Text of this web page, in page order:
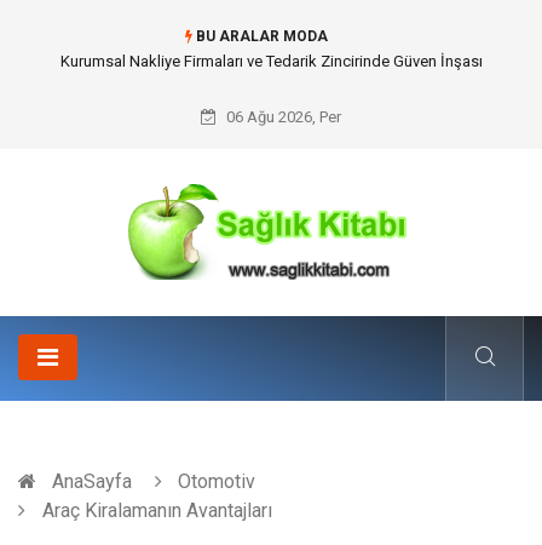
BU ARALAR MODA
Dalaman Kalkan Transfer: Kişiselleştirilmiş Hizmet Ve Uç Nokta Konforu
06 Ağu 2026, Per
AnaSayfa
Otomotiv
Araç Kiralamanın Avantajları